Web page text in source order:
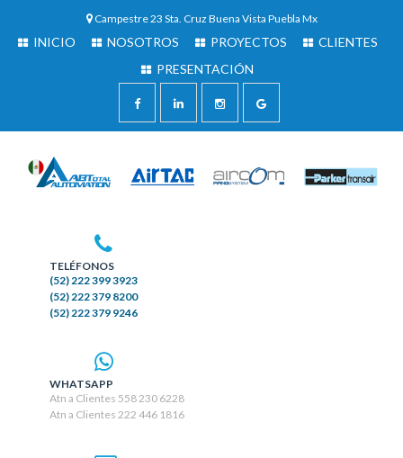
Campestre 23 Sta. Cruz Buena Vista Puebla Mx
INICIO NOSOTROS PROYECTOS
CLIENTES
PRESENTACIÓN
TELÉFONOS
(52) 222 399 3923
(52) 222 379 8200
(52) 222 379 9246
WHATSAPP
Atn a Clientes 558 230 6228
Atn a Clientes 222 446 1816